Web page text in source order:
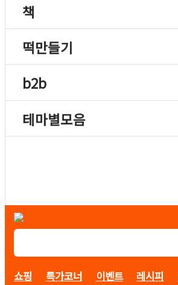
책
떡만들기
b2b
테마별모음
쇼핑 특가코너 이벤트 레시피